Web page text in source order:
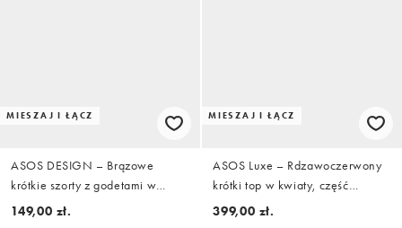
MIESZAJ I ŁĄCZ
ASOS DESIGN – Brązowe
krótkie szorty z godetami w
paski, część zestawu
149,00 zł.
MIESZAJ I ŁĄCZ
ASOS Luxe – Rdzawoczerwony
krótki top w kwiaty, część
zestawu
399,00 zł.